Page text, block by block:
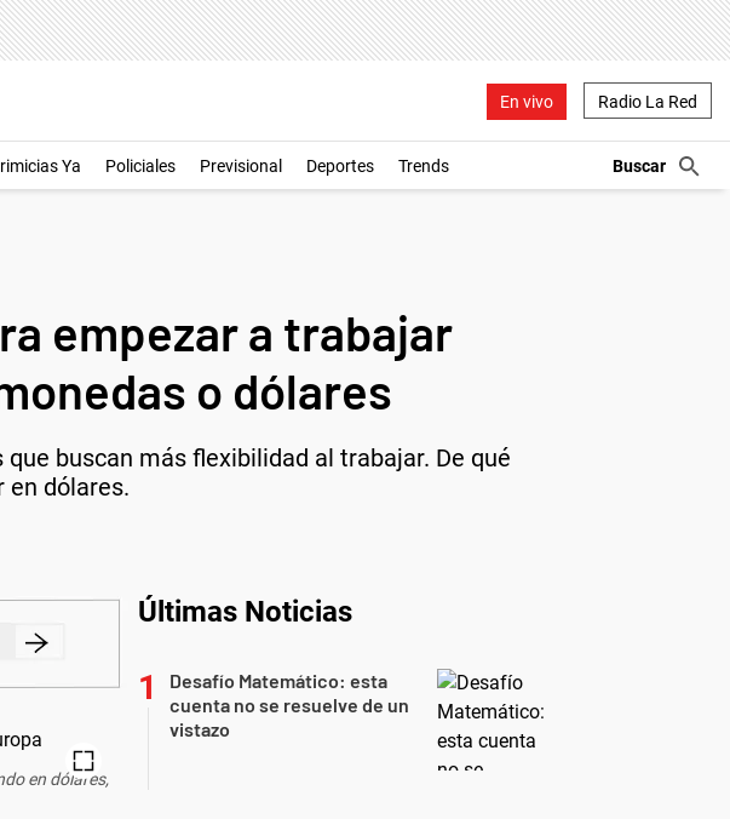
En vivo Radio La Red
Ya Policiales Previsional Deportes Trends
empezar a trabajar
o dólares
buscan más flexibilidad al trabajar. De qué
en dólares.
en dólares,
Últimas Noticias
Desafío Matemático: esta
cuenta no se resuelve de un
vistazo